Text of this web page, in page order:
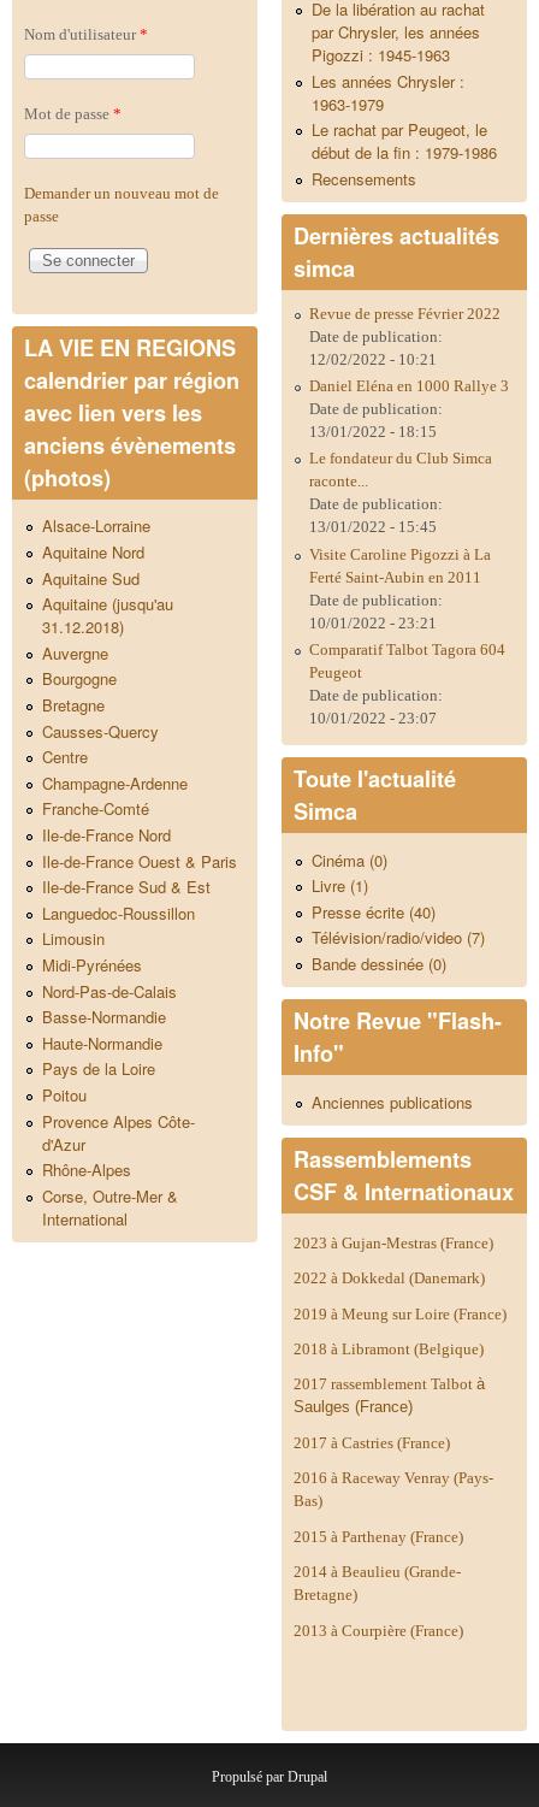
Nom d'utilisateur*
Mot de passe *
Demander un nouveau mot de
passe
LA VIE EN REGIONS
calendrier par région
avec lien vers les
anciens évènements
(photos)
Alsace-Lorraine
Aquitaine Nord
Aquitaine Sud
Aquitaine (jusqu'au
31.12.2018)
Auvergne
Bourgogne
Bretagne
Causses-Quercy
Centre
Champagne-Ardenne
Franche-Comté
Ile-de-France Nord
Ile-de-France Ouest & Paris
Ile-de-France Sud & Est
Languedoc-Roussillon
Limousin
Midi-Pyrénées
Nord-Pas-de-Calais
Basse-Normandie
Haute-Normandie
Pays de la Loire
Poitou
Provence Alpes Côte-
d'Azur
Rhône-Alpes
Corse, Outre-Mer &
International
De la libération au rachat
par Chrysler, les années
Pigozzi : 1945-1963
Les années Chrysler :
1963-1979
Le rachat par Peugeot, le
début de la fin : 1979-1986
Recensements
Dernières actualités
simca
Revue de presse Février 2022
Date de publication:
12/02/2022 - 10:21
Daniel Eléna en 1000 Rallye 3
Date de publication:
13/01/2022 - 18:15
Le fondateur du Club Simca
raconte...
Date de publication:
13/01/2022 - 15:45
Visite Caroline Pigozzi à La
Ferté Saint-Aubin en 2011
Date de publication:
10/01/2022 - 23:21
Comparatif Talbot Tagora 604
Peugeot
Date de publication:
10/01/2022 - 23:07
Toute l'actualité
Simca
Cinéma (0)
Livre (1)
Presse écrite (40)
Télévision/radio/video (7)
Bande dessinée (0)
Notre Revue "Flash-
Info"
Anciennes publications
Rassemblements
CSF & Internationaux
2023 à Gujan-Mestras (France)
2022 à Dokkedal (Danemark)
2019 à Meung sur Loire (France)
2018 à Libramont (Belgique)
2017 rassemblement Talbot à
Saulges (France)
2017 à Castries (France)
2016 à Raceway Venray (Pays-
Bas)
2015 à Parthenay (France)
2014 à Beaulieu (Grande-
Bretagne)
2013 à Courpière (France)
Propulsé par Drupal